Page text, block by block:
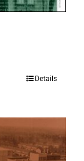
Details